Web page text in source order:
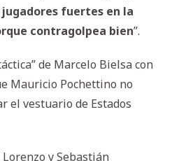
fuertes en la
contragolpea bien”.
de Marcelo Bielsa con
Mauricio Pochettino no
el vestuario de Estados
y Sebastián